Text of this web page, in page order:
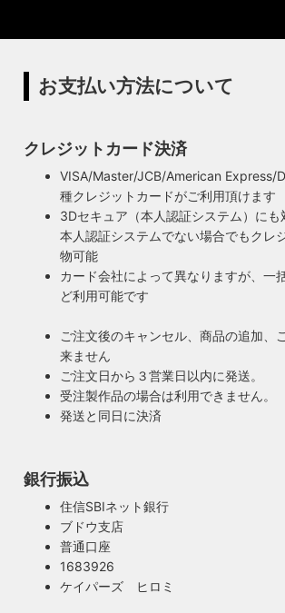
やヴィンテージの照明はカスタムしたりリメ
ています。ハンドメイドによる小規模生産に
◆もっと詳しく見る
暮らしを照らす名脇役・こだわり
ジスタイル
の筒のようなインシュレーター（特殊なカー
縁体）が使われていることです。エジソンが
安心のPSE適合照明・電気用品安
ハイロミドットコムで販売する照明は１点残
合格した照明です。製造後や出荷前に検査を
お支払い方法について
クレジットカード決済
VISA/Master/JCB/American Express/
種クレジットカードがご利用頂けます
3Dセキュア（本人認証システム）にも
本人認証システムでない場合でもクレ
物可能
カード会社によって異なりますが、一
ど利用可能です
ご注文後のキャンセル、商品の追加、
来ません
ご注文日から３営業日以内に発送。
受注製作品の場合は利用できません。
発送と同日に決済
銀行振込
住信SBIネット銀行
ブドウ支店
普通口座
1683926
ケイパーズ ヒロミ